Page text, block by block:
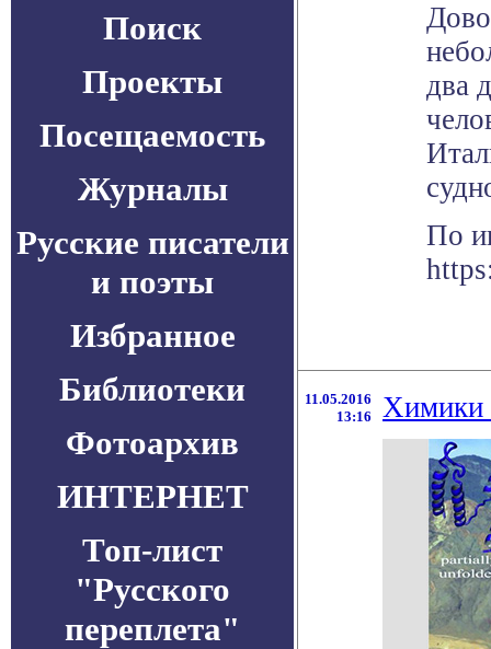
Поиск
Проекты
Посещаемость
Журналы
Русские писатели
и поэты
Избранное
Библиотеки
Фотоархив
ИНТЕРНЕТ
Топ-лист
"Русского
переплета"
два
По
11.05.2016
13:16
Химики